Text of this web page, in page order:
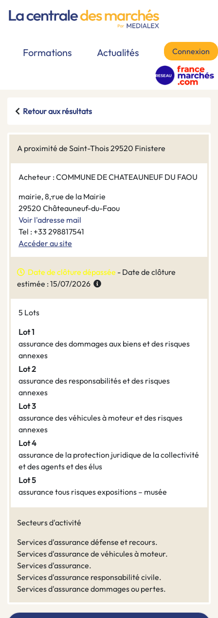
Formations Actualités Connexion
Retour aux résultats
A proximité de Saint-Thois 29520 Finistere
Acheteur : COMMUNE DE CHATEAUNEUF DU FAOU
mairie, 8,·rue de la Mairie
29520 Châteauneuf-du-Faou
Voir l'adresse mail
Tel : +33 298817541
Accéder au site
Date de clôture dépassée - Date de clôture
estimée : 15/07/2026
5 Lots
Lot 1
assurance des dommages aux biens et des risques
annexes
Lot 2
assurance des responsabilités et des risques
annexes
Lot 3
assurance des véhicules à moteur et des risques
annexes
Lot 4
assurance de la protection juridique de la collectivité
et des agents et des élus
Lot 5
assurance tous risques expositions – musée
Secteurs d'activité
Services d'assurance défense et recours.
Services d'assurance de véhicules à moteur.
Services d'assurance.
Services d'assurance responsabilité civile.
Services d'assurance dommages ou pertes.